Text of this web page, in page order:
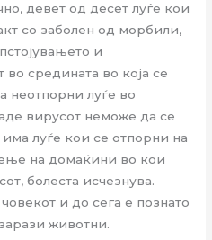
девет од десет луѓе кои
со заболен од морбили,
и
во средината во која се
неотпорни луѓе во
вирусот неможе да се
луѓе кои се отпорни на
на домаќини во кои
болеста исчезнува.
и до сега е познато
животни.